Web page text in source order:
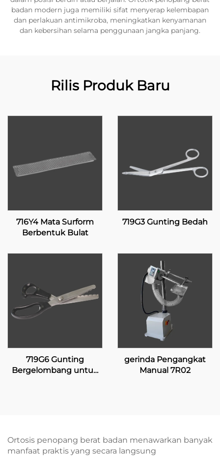
badan modern juga memiliki sifat menyerap kelembapan
dan perlakuan antimikroba, meningkatkan kenyamanan
dan kebersihan selama penggunaan jangka panjang.
Rilis Produk Baru
716Y4 Mata Surform
Berbentuk Bulat
719G3 Gunting Bedah
719G6 Gunting
Bergelombang untuk
gerinda Pengangkat
Manual 7R02
Ortosis penopang berat badan menawarkan banyak
manfaat praktis yang secara langsung